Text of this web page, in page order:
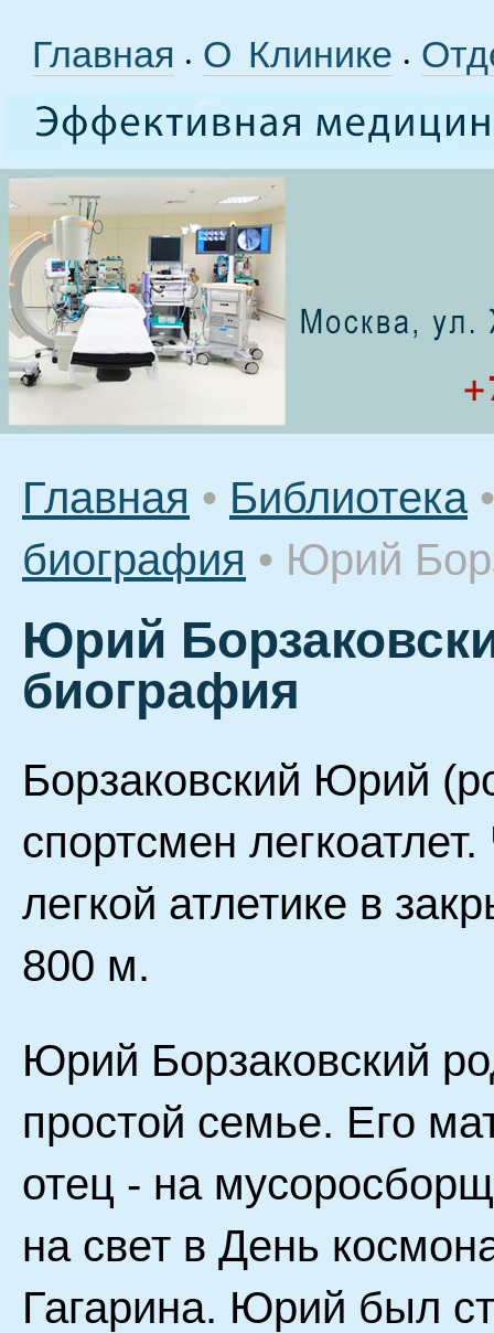
Главная • О Клинике •
Главная • Библиотека •
биография • Юрий
Юрий
биография
Борзаковский Юрий
спортсмен
легкой атлетике в
800 м.
Юрий Борзаковский
простой семье. Его
отец - на
на свет в День
Гагарина. Юрий был